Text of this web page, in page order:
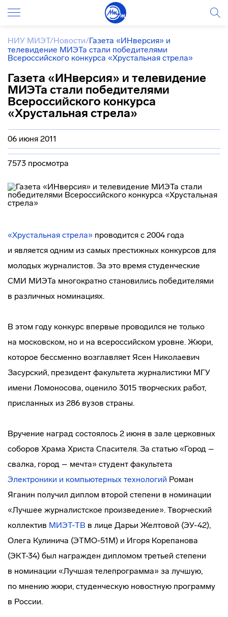
НИУ МИЭТ/Новости/Газета «ИНверсия» и
телевидение МИЭТа стали победителями
Всероссийского конкурса «Хрустальная стрела»
Газета «ИНверсия» и телевидение
МИЭТа стали победителями
Всероссийского конкурса
«Хрустальная стрела»
06 июня 2011
7573 просмотра
«Хрустальная стрела» проводится с 2004 года
и является одним из самых престижных конкурсов для
молодых журналистов. За это время студенческие
СМИ МИЭТа многократно становились победителями
в различных номинациях.
В этом году конкурс впервые проводился не только
на московском, но и на всероссийском уровне. Жюри,
которое бессменно возглавляет Ясен Николаевич
Засурский, президент факультета журналистики МГУ
имени Ломоносова, оценило 3015 творческих работ,
присланных из 286 вузов страны.
Вручение наград состоялось 2 июня в зале церковных
соборов Храма Христа Спасителя. За статью «Город –
свалка, город – мечта» студент факультета
Электроники и компьютерных технологий Роман
Яганин получил диплом второй степени в номинации
«Лучшее журналистское произведение». Творческий
коллектив МИЭТ-ТВ в лице Дарьи Желтовой (ЭУ-42),
Олега Кулинича (ЭТМО-51М) и Игоря Корепанова
(ЭКТ-34) был награжден дипломом третьей степени
в номинации «Лучшая телепрограмма» за лучшую,
по мнению жюри, студенческую новостную программу
в России.